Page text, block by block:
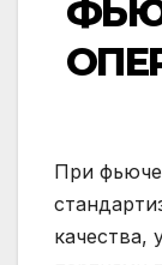
При
качества,